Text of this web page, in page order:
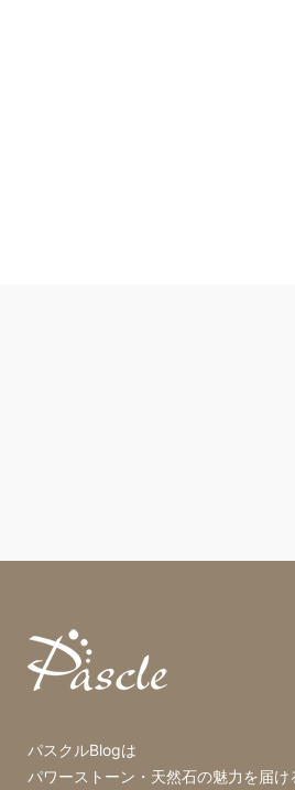
パスクルBlogは
パワーストーン・天然石の魅力を届け